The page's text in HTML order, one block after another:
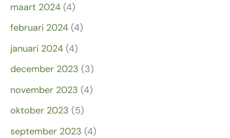
maart 2024 (4)
februari 2024 (4)
januari 2024 (4)
december 2023 (3)
november 2023 (4)
oktober 2023 (5)
september 2023 (4)